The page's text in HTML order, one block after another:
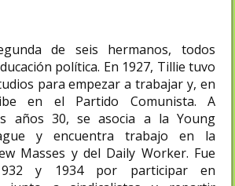
de seis hermanos, todos
política. En 1927, Tillie tuvo
para empezar a trabajar y, en
en el Partido Comunista. A
años 30, se asocia a la Young
y encuentra trabajo en la
Masses y del Daily Worker. Fue
y 1934 por participar en